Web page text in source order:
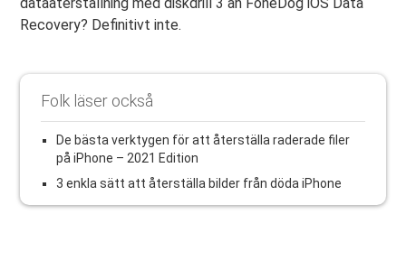
dataåterställning med diskdrill 3 än FoneDog iOS Data
Recovery? Definitivt inte.
Folk läser också
De bästa verktygen för att återställa raderade filer
på iPhone – 2021 Edition
3 enkla sätt att återställa bilder från döda iPhone